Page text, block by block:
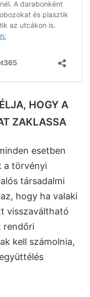
HOGY A
ZAKLASSA
esetben
a törvényi
társadalmi
hogy ha valaki
visszaváltható
rendőri
kell számolnia,